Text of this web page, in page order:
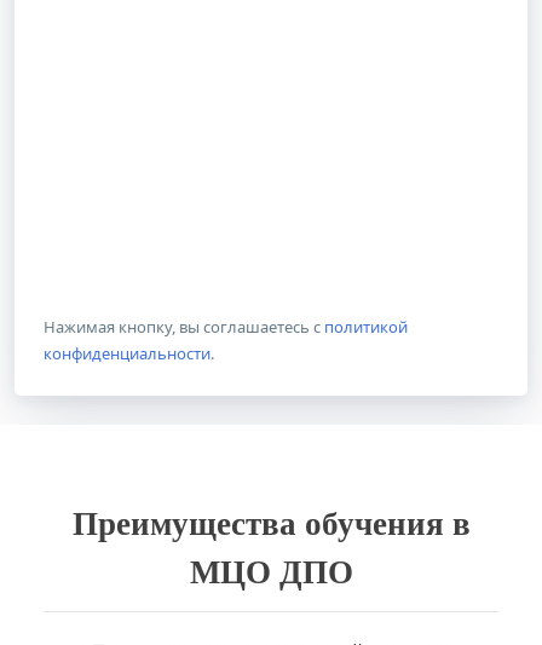
Нажимая кнопку, вы соглашаетесь с политикой
конфиденциальности.
Преимущества обучения в
МЦО ДПО